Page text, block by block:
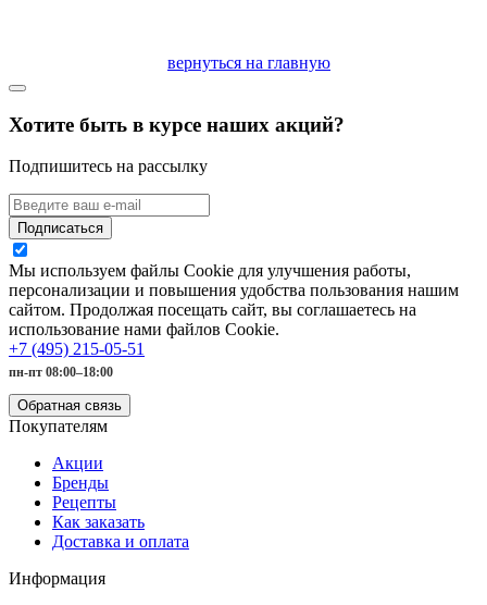
вернуться на главную
Хотите быть в курсе наших акций?
Подпишитесь на рассылку
Подписаться
Мы используем файлы Cookie для улучшения работы,
персонализации и повышения удобства пользования нашим
сайтом. Продолжая посещать сайт, вы соглашаетесь на
использование нами файлов Cookie.
+7 (495) 215-05-51
пн-пт 08:00–18:00
Обратная связь
Покупателям
Акции
Бренды
Рецепты
Как заказать
Доставка и оплата
Информация